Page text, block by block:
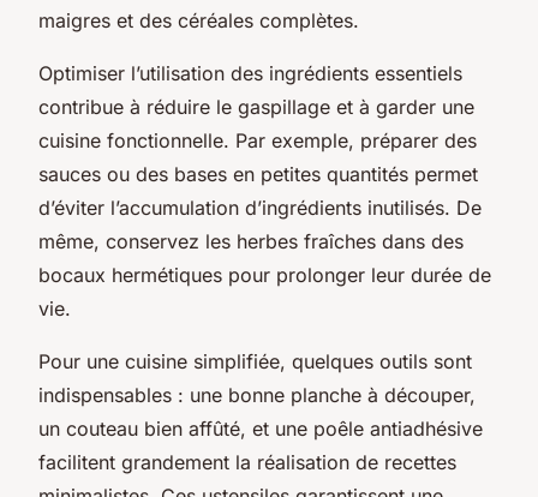
maigres et des céréales complètes.
Optimiser l’utilisation des ingrédients essentiels
contribue à réduire le gaspillage et à garder une
cuisine fonctionnelle. Par exemple, préparer des
sauces ou des bases en petites quantités permet
d’éviter l’accumulation d’ingrédients inutilisés. De
même, conservez les herbes fraîches dans des
bocaux hermétiques pour prolonger leur durée de
vie.
Pour une cuisine simplifiée, quelques outils sont
indispensables : une bonne planche à découper,
un couteau bien affûté, et une poêle antiadhésive
facilitent grandement la réalisation de recettes